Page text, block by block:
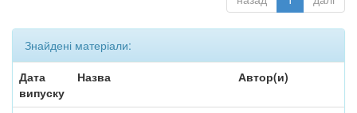
Знайдені матеріали:
Дата
випуску
Назва Автор(и)